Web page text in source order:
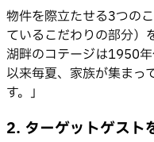
物件を際立たせる3つの
ているこだわりの部分）
湖畔のコテージは1950
以来毎夏、家族が集まっ
す。」
2. ターゲットゲスト